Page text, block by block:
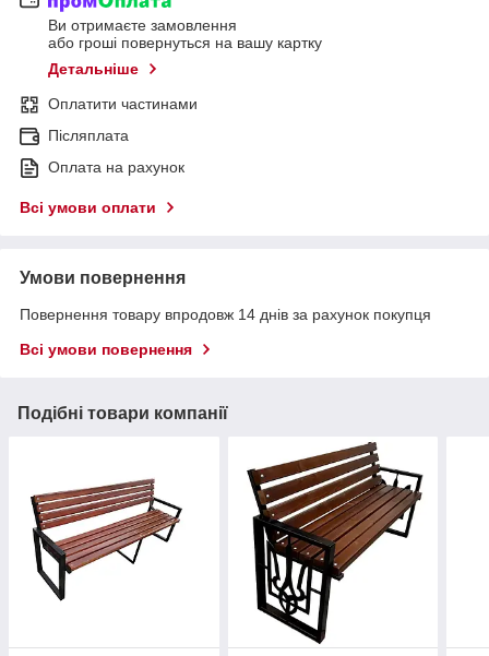
Ви отримаєте замовлення
або гроші повернуться на вашу картку
Детальніше
Оплатити частинами
Післяплата
Оплата на рахунок
Всі умови оплати
Умови повернення
Повернення товару впродовж 14 днів за рахунок покупця
Всі умови повернення
Подібні товари компанії